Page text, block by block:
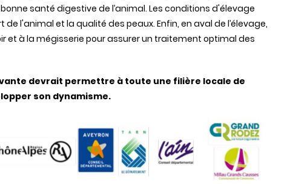
santé digestive de l’animal. Les conditions d'élevage
l'animal et la qualité des peaux. Enfin, en aval de l’élevage,
et à la mégisserie pour assurer un traitement optimal des
devrait permettre à toute une filière locale de
son dynamisme.